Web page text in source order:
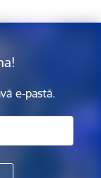
e-pastā.